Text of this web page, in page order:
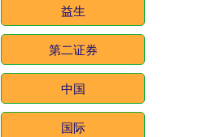
益生
第二证券
中国
国际